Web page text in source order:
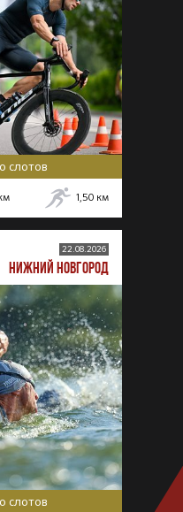
слотов
1,50 км
22.08.2026
НИЖНИЙ НОВГОРОД
слотов